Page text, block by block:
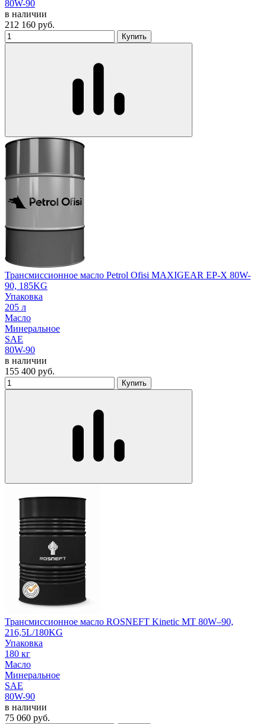
80W-90
в наличии
212 160 руб.
Купить
Трансмиссионное масло Petrol Ofisi MAXIGEAR EP-X 80W-
90, 185KG
Упаковка
205 л
Масло
Минеральное
SAE
80W-90
в наличии
155 400 руб.
Купить
Трансмиссионное масло ROSNEFT Kinetic MT 80W–90,
216,5L/180KG
Упаковка
180 кг
Масло
Минеральное
SAE
80W-90
в наличии
75 060 руб.